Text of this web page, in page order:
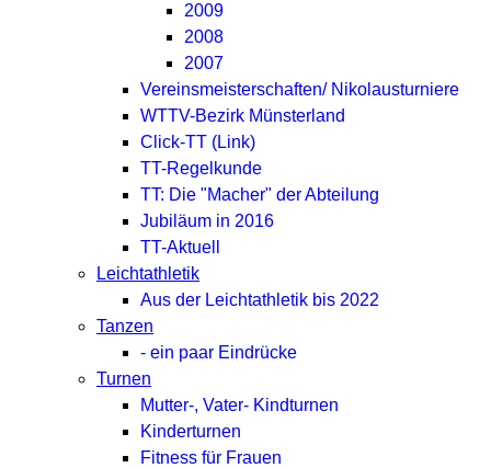
2009
2008
2007
Vereinsmeisterschaften/ Nikolausturniere
WTTV-Bezirk Münsterland
Click-TT (Link)
TT-Regelkunde
TT: Die "Macher" der Abteilung
Jubiläum in 2016
TT-Aktuell
Leichtathletik
Aus der Leichtathletik bis 2022
Tanzen
- ein paar Eindrücke
Turnen
Mutter-, Vater- Kindturnen
Kinderturnen
Fitness für Frauen